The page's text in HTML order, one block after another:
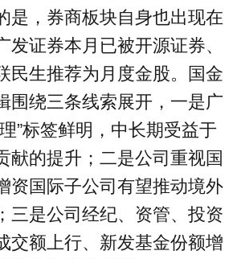
是，券商板块自身也出现在
发证券本月已被开源证券、
民生推荐为月度金股。国金
围绕三条线索展开，一是广
”标签鲜明，中长期受益于
献的提升；二是公司重视国
资国际子公司有望推动境外
三是公司经纪、资管、投资
交额上行、新发基金份额增